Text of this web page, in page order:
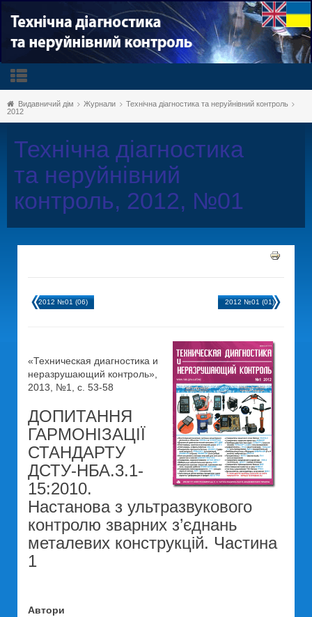
Видавничий дім Журнали
Технічна діагностика та неруйнівний контроль
2012
Технічна діагностика
та неруйнівний
контроль, 2012, №01
2012 №01 (06) 2012 №01 (01)
«Техническая диагностика и
неразрушающий контроль»,
2013, №1, с. 53-58
ДОПИТАННЯ
ГАРМОНІЗАЦІЇ
СТАНДАРТУ
ДСТУ-НБА.3.1-
15:2010.
Настанова з ультразвукового
контролю зварних з’єднань
металевих конструкцій. Частина
1
Автори